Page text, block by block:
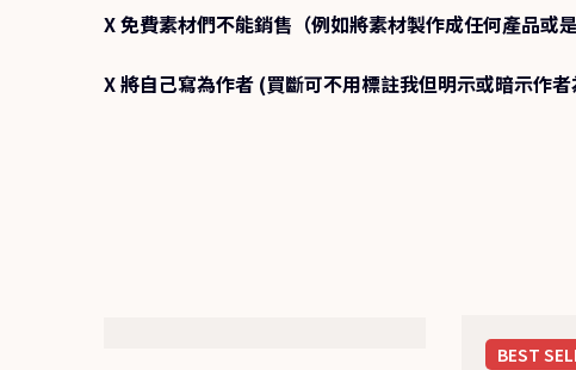
X 免費素材們不能銷售（例如將素材製作成任何產品或
X 將自己寫為作者 (買斷可不用標註我但明示或暗示作
BEST